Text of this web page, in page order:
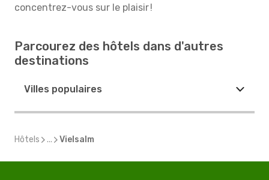
concentrez-vous sur le plaisir !
Parcourez des hôtels dans d'autres
destinations
Villes populaires
Hôtels ... Vielsalm